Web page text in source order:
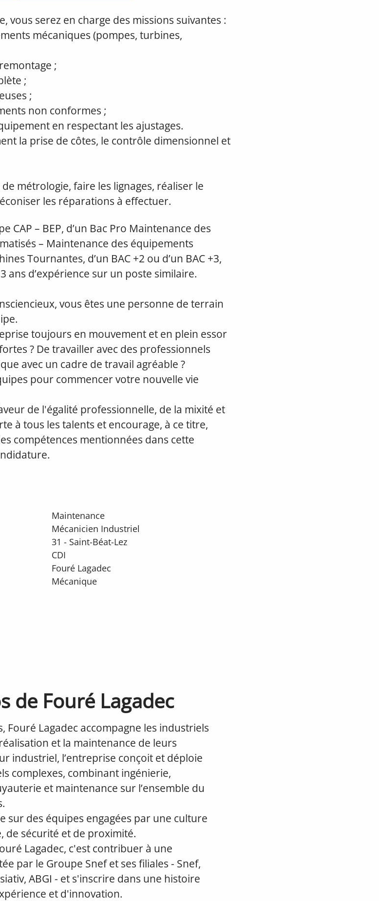
vous serez en charge des missions suivantes :
mécaniques (pompes, turbines,
;
;
;
non conformes ;
en respectant les ajustages.
la prise de côtes, le contrôle dimensionnel et
métrologie, faire les lignages, réaliser le
les réparations à effectuer.
CAP – BEP, d’un Bac Pro Maintenance des
– Maintenance des équipements
Tournantes, d’un BAC +2 ou d’un BAC +3,
ans d’expérience sur un poste similaire.
vous êtes une personne de terrain
toujours en mouvement et en plein essor
? De travailler avec des professionnels
avec un cadre de travail agréable ?
pour commencer votre nouvelle vie
de l'égalité professionnelle, de la mixité et
à tous les talents et encourage, à ce titre,
compétences mentionnées dans cette
Maintenance
Mécanicien Industriel
31 - Saint-Béat-Lez
CDI
Fouré Lagadec
Mécanique
de Fouré Lagadec
Fouré Lagadec accompagne les industriels
et la maintenance de leurs
industriel, l’entreprise conçoit et déploie
complexes, combinant ingénierie,
et maintenance sur l’ensemble du
sur des équipes engagées par une culture
de sécurité et de proximité.
Lagadec, c'est contribuer à une
par le Groupe Snef et ses filiales - Snef,
ABGI - et s'inscrire dans une histoire
et d'innovation.